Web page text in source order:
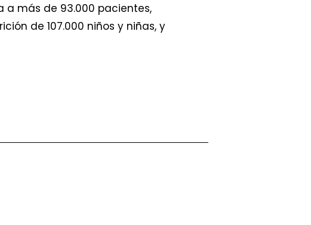
más de 93.000 pacientes,
de 107.000 niños y niñas, y